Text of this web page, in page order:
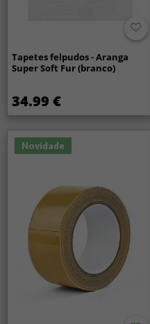
Tapetes felpudos - Aranga
Super Soft Fur (branco)
34.99 €
Novidade